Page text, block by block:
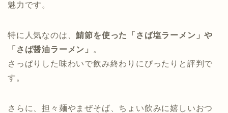
魅力です。
特に人気なのは、鯖節を使った「さば塩ラーメン」や
「さば醤油ラーメン」
。
さっぱりした味わいで飲み終わりにぴったりと評判で
す。
さらに、担々麺やまぜそば、ちょい飲みに嬉しいおつ